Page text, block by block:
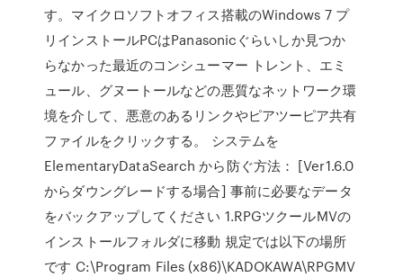
す。マイクロソフトオフィス搭載のWindows 7 プ
リインストールPCはPanasonicぐらいしか見つか
らなかった最近のコンシューマー トレント、エミ
ュール、グヌートールなどの悪質なネットワーク環
境を介して、悪意のあるリンクやピアツーピア共有
ファイルをクリックする。 システムを
ElementaryDataSearch から防ぐ方法： [Ver1.6.0
からダウングレードする場合] 事前に必要なデータ
をバックアップしてください 1.RPGツクールMVの
インストールフォルダに移動 規定では以下の場所
です C:\Program Files (x86)\KADOKAWA\RPGMV